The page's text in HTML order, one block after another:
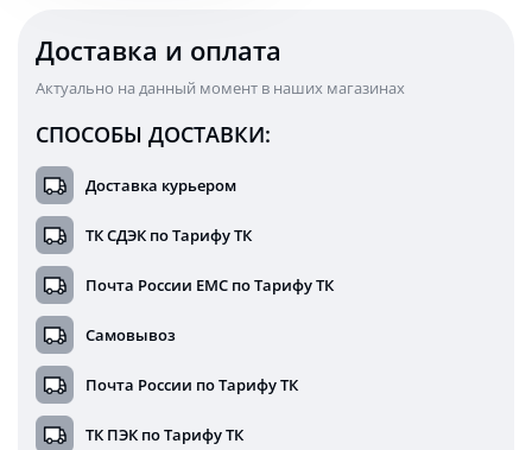
Доставка и оплата
Актуально на данный момент в наших магазинах
СПОСОБЫ ДОСТАВКИ:
Доставка курьером
ТК СДЭК по Тарифу ТК
Почта России ЕМС по Тарифу ТК
Самовывоз
Почта России по Тарифу ТК
ТК ПЭК по Тарифу ТК